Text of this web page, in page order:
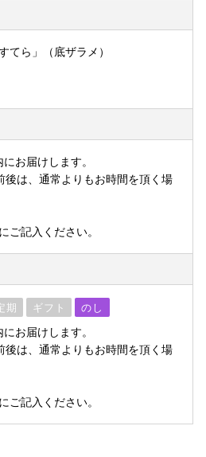
てら」（底ザラメ）
お届けします。
は、通常よりもお時間を頂く場
ご記入ください。
期 ギフト のし
お届けします。
は、通常よりもお時間を頂く場
ご記入ください。